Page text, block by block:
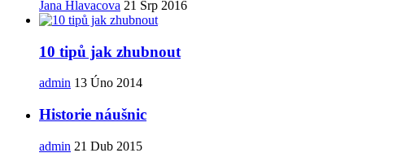
Jana Hlavacova 21 Srp 2016
10 tipů jak zhubnout
admin 13 Úno 2014
Historie náušnic
admin 21 Dub 2015